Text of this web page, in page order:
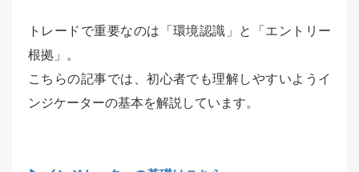
トレードで重要なのは「環境認識」と「エントリー
根拠」。
こちらの記事では、初心者でも理解しやすいようイ
ンジケーターの基本を解説しています。